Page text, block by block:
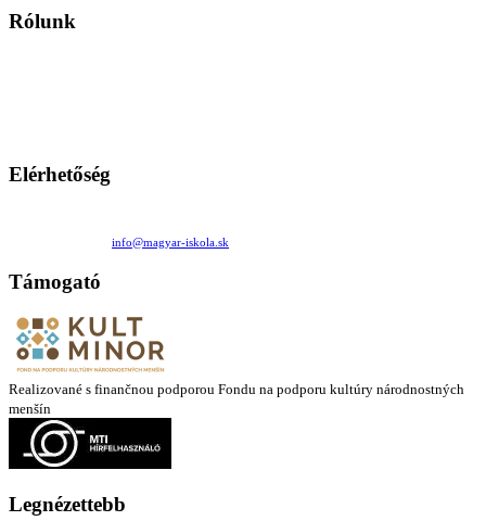
Rólunk
Elérhetőség
info@magyar-iskola.sk
Támogató
Realizované s finančnou podporou Fondu na podporu kultúry národnostných
menšín
Legnézettebb